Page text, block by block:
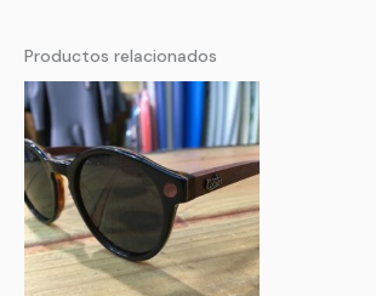
Productos relacionados